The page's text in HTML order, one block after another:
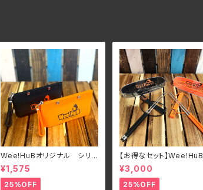
Wee!HuBオリジナル シリコ
ンポーチ
¥1,575
25%OFF
【お得なセット】Wee!HuB
ジナル 一体型ステンレス
イ箸 MOTECO ケース
き
¥3,000
25%OFF